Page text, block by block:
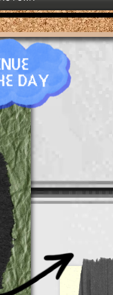
KIOSK
DAY